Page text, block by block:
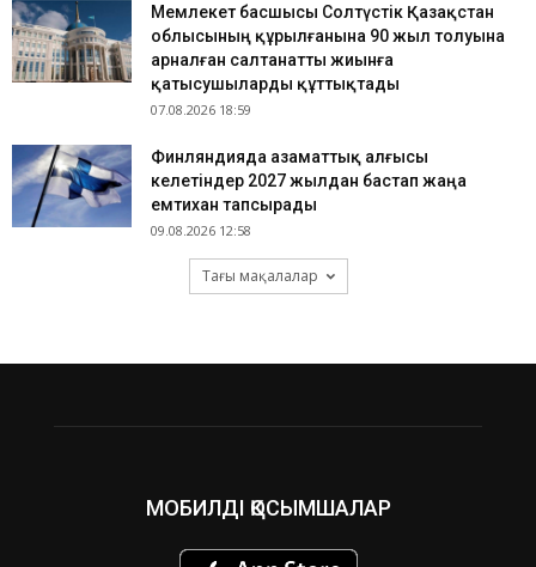
Мемлекет басшысы Солтүстік Қазақстан
облысының құрылғанына 90 жыл толуына
арналған салтанатты жиынға
қатысушыларды құттықтады
07.08.2026 18:59
Финляндияда азаматтық алғысы
келетіндер 2027 жылдан бастап жаңа
емтихан тапсырады
09.08.2026 12:58
Тағы мақалалар
МОБИЛДІ ҚОСЫМШАЛАР